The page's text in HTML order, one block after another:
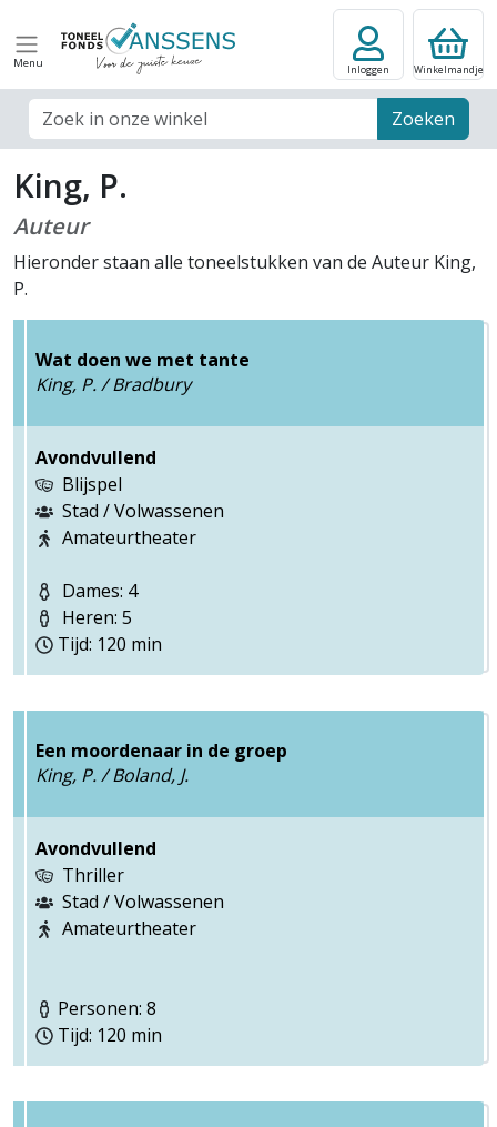
Menu
Zoek veld Zoeken
Inloggen Winkelmandje
King, P.
Auteur
Hieronder staan alle toneelstukken van de Auteur King,
P.
Wat doen we met tante
King, P. / Bradbury
Avondvullend
Blijspel
Stad / Volwassenen
Amateurtheater
Dames: 4
Heren: 5
Tijd: 120 min
Een moordenaar in de groep
King, P. / Boland, J.
Avondvullend
Thriller
Stad / Volwassenen
Amateurtheater
Personen: 8
Tijd: 120 min